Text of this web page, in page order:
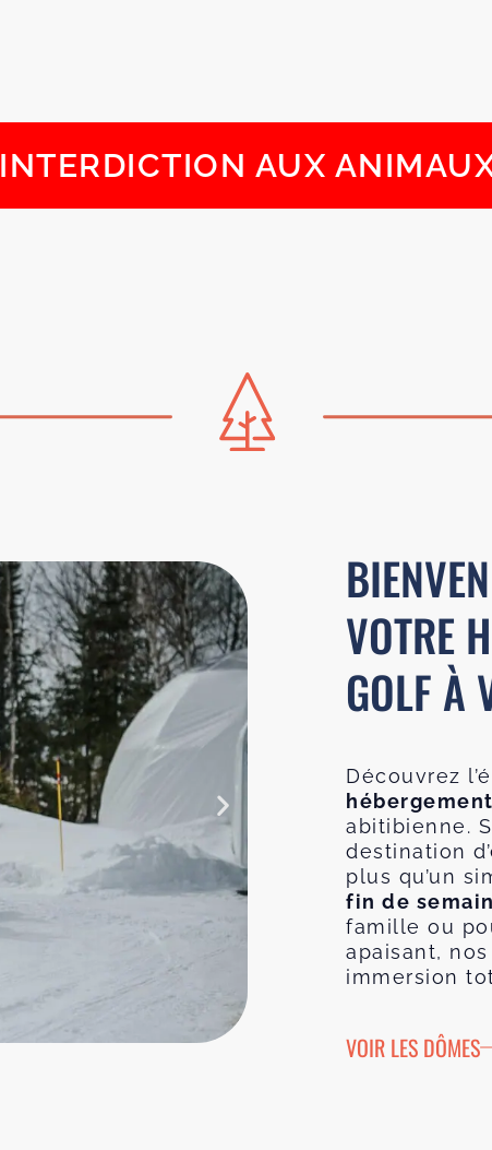
INTERDICTION AUX
VOTRE
GOLF À
Découvrez
abitibienne.
destination
plus qu’un
fin de
famille ou
apaisant,
immersion
VOIR LES DÔMES